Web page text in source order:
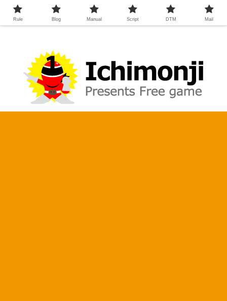
Rule Blog Manual Script DTM Mail